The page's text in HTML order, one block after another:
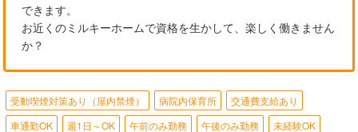
できます。
お近くのミルキーホームで資格を生かして、楽しく働きません
か？
受動喫煙対策あり（屋内禁煙） 病院内保育所
交通費支給あり
車通勤OK
週1日～OK 午前のみ勤務 午後のみ勤務
未経験OK